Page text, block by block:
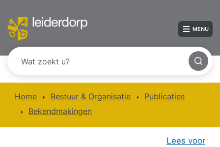
MENU
Home Bestuur & Organisatie
Publicaties
Bekendmakingen
Lees voor